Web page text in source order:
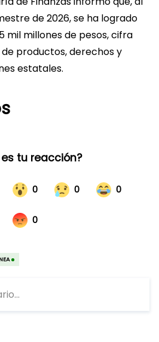
de 2026, se ha logrado
mil millones de pesos, cifra
productos, derechos y
estatales.